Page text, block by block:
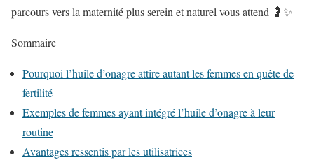
parcours vers la maternité plus serein et naturel vous attend 🤰✨
Sommaire
Pourquoi l’huile d’onagre attire autant les femmes en quête de
fertilité
Exemples de femmes ayant intégré l’huile d’onagre à leur
routine
Avantages ressentis par les utilisatrices